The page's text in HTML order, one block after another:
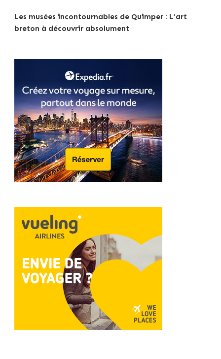
Les musées incontournables de Quimper : L’art
breton à découvrir absolument